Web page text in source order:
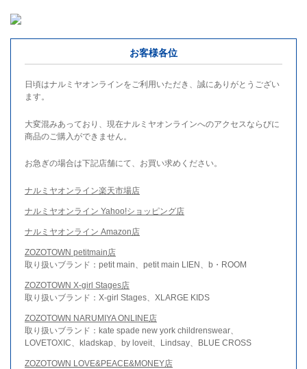
お客様各位
日頃はナルミヤオンラインをご利用いただき、誠にありがとうござい
ます。
大変混みあっており、現在ナルミヤオンラインへのアクセスならびに
商品のご購入ができません。
お急ぎの場合は下記店舗にて、お買い求めください。
ナルミヤオンライン楽天市場店
ナルミヤオンライン Yahoo!ショッピング店
ナルミヤオンライン Amazon店
ZOZOTOWN petitmain店
取り扱いブランド：petit main、petit main LIEN、b・ROOM
ZOZOTOWN X-girl Stages店
取り扱いブランド：X-girl Stages、XLARGE KIDS
ZOZOTOWN NARUMIYA ONLINE店
取り扱いブランド：kate spade new york childrenswear、
LOVETOXIC、kladskap、by loveit、Lindsay、BLUE CROSS
ZOZOTOWN LOVE&PEACE&MONEY店